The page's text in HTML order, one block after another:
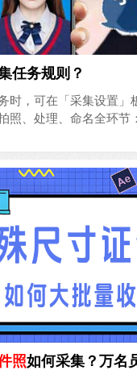
任务规则？
时，可在「采集设置」
照、处理、命名全环节
照如何采集？万名